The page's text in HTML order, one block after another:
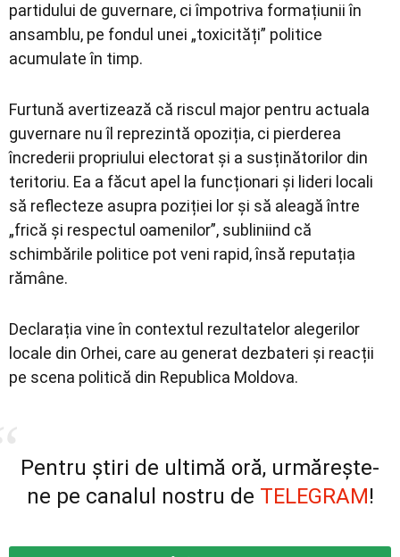
partidului de guvernare, ci împotriva formațiunii în
ansamblu, pe fondul unei „toxicități” politice
acumulate în timp.
Furtună avertizează că riscul major pentru actuala
guvernare nu îl reprezintă opoziția, ci pierderea
încrederii propriului electorat și a susținătorilor din
teritoriu. Ea a făcut apel la funcționari și lideri locali
să reflecteze asupra poziției lor și să aleagă între
„frică și respectul oamenilor”, subliniind că
schimbările politice pot veni rapid, însă reputația
rămâne.
Declarația vine în contextul rezultatelor alegerilor
locale din Orhei, care au generat dezbateri și reacții
pe scena politică din Republica Moldova.
Pentru știri de ultimă oră, urmărește-
ne pe canalul nostru de TELEGRAM!